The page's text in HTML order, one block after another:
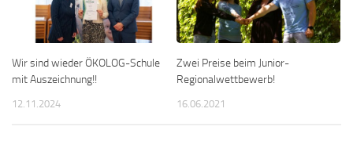
Wir sind wieder ÖKOLOG-Schule
mit Auszeichnung!!
12.11.2024
Zwei Preise beim Junior-
Regionalwettbewerb!
16.06.2021